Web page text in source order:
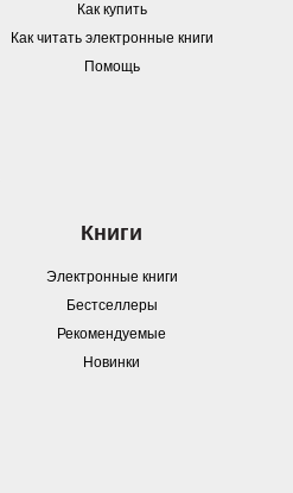
Как купить
Как читать электронные книги
Помощь
Книги
Электронные книги
Бестселлеры
Рекомендуемые
Новинки